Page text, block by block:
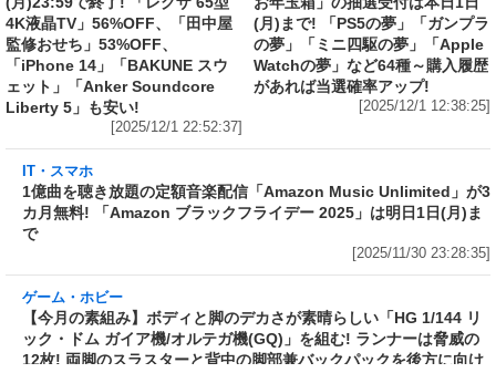
ライフ
買い忘れはない？ Amazon「ブラ
ックフライデー」は本日1日
(月)23:59で終了! 「レグザ 65型
4K液晶TV」56%OFF、「田中屋
監修おせち」53%OFF、
「iPhone 14」「BAKUNE スウ
ェット」「Anker Soundcore
Liberty 5」も安い!
[2025/12/1 22:52:37]
ライフ
もう申し込んだ？ ヨドバシ・ドッ
ト・コム会員限定「2026年 夢の
お年玉箱」の抽選受付は本日1日
(月)まで! 「PS5の夢」「ガンプラ
Watchの夢」など64種～購入履歴
[2025/12/1 12:38:25]
1億曲を聴き放題の定額音楽配信「Amazon
ラックフライデー 2025」は明日1日(月)まで
[2025/11/30 23:28:35]